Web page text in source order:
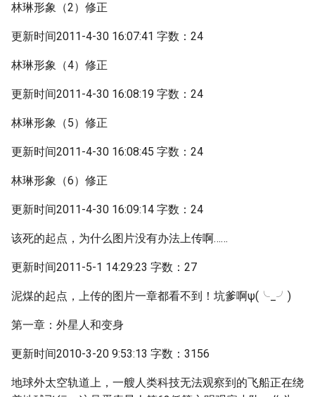
林琳形象（2）修正
更新时间2011-4-30 16:07:41 字数：24
林琳形象（4）修正
更新时间2011-4-30 16:08:19 字数：24
林琳形象（5）修正
更新时间2011-4-30 16:08:45 字数：24
林琳形象（6）修正
更新时间2011-4-30 16:09:14 字数：24
该死的起点，为什么图片没有办法上传啊……
更新时间2011-5-1 14:29:23 字数：27
泥煤的起点，上传的图片一章都看不到！坑爹啊ψ(╰_╯)
第一章：外星人和变身
更新时间2010-3-20 9:53:13 字数：3156
地球外太空轨道上，一艘人类科技无法观察到的飞船正在绕